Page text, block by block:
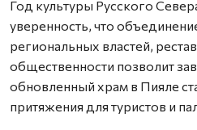
Год культуры Русского
уверенность, что
региональных властей,
общественности позволит
обновленный храм в Пияле
притяжения для туристов и